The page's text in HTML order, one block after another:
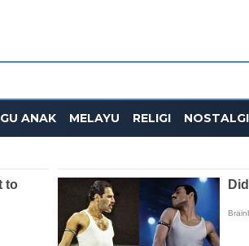
ANAK MELAYU RELIGI